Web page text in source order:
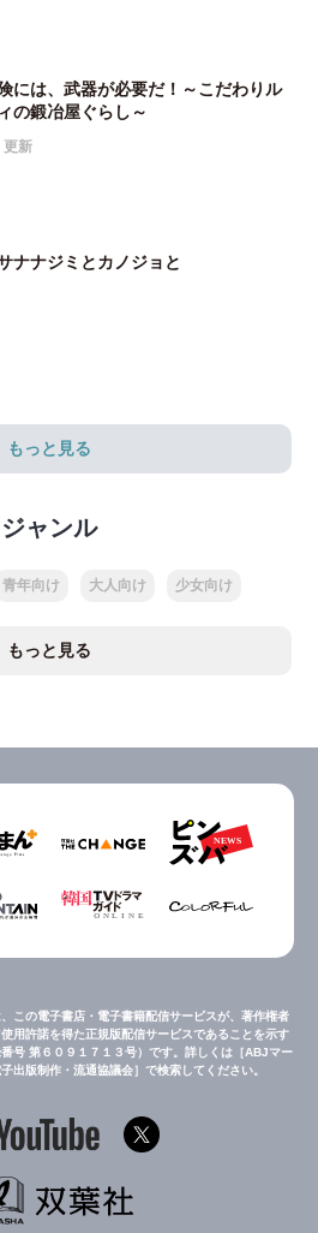
には、武器が必要だ！～こだわりル
の鍛冶屋ぐらし～
更新
ナナジミとカノジョと
もっと見る
ジャンル
青年向け 大人向け 少女向け
もっと見る
この電子書店・電子書籍配信サービスが、著作権者
用許諾を得た正規版配信サービスであることを示す
号 第６０９１７１３号）です。詳しくは［ABJマー
出版制作・流通協議会］で検索してください。